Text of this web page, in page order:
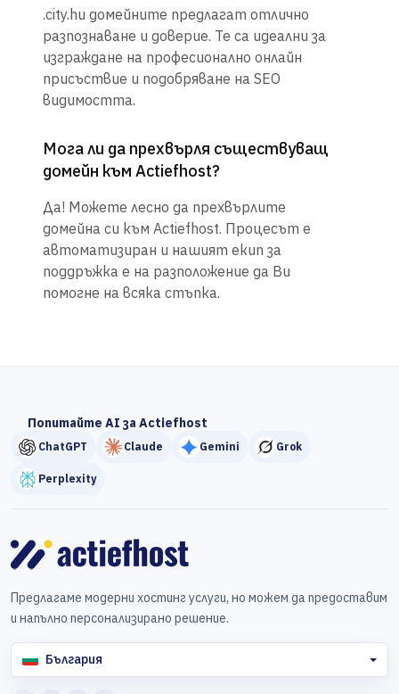
.city.hu домейните предлагат отлично
разпознаване и доверие. Те са идеални за
изграждане на професионално онлайн
присъствие и подобряване на SEO
видимостта.
Мога ли да прехвърля съществуващ
домейн към Actiefhost?
Да! Можете лесно да прехвърлите
домейна си към Actiefhost. Процесът е
автоматизиран и нашият екип за
поддръжка е на разположение да Ви
помогне на всяка стъпка.
Попитайте AI за Actiefhost
ChatGPT Claude Gemini Grok
Perplexity
Предлагаме модерни хостинг услуги, но можем да предоставим
и напълно персонализирано решение.
България